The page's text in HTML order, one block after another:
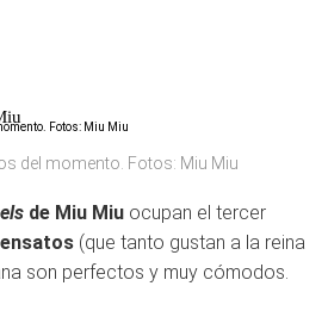
del momento. Fotos: Miu Miu
de Miu Miu ocupan el tercer
(que tanto gustan a la reina
son perfectos y muy cómodos.